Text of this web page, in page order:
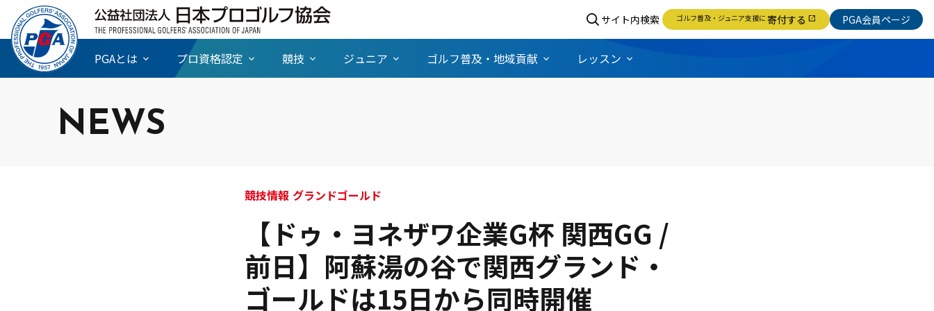
サイト内検索 ゴルフ普及・ジュニア支援に 寄付する open_in_new PGA会員ページ
PGAとは プロ資格認定 競技 ジュニア ゴルフ普及・地域貢献 レッスン
NEWS
競技情報 グランドゴールド
【ドゥ・ヨネザワ企業G杯 関西GG /
前日】阿蘇湯の谷で関西グランド・
ゴールドは15日から同時開催